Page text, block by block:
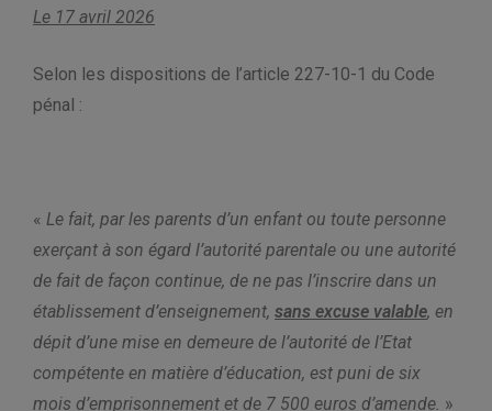
Le 17 avril 2026
Selon les dispositions de l’article 227-10-1 du Code
pénal :
« Le fait, par les parents d’un enfant ou toute personne
exerçant à son égard l’autorité parentale ou une autorité
de fait de façon continue, de ne pas l’inscrire dans un
établissement d’enseignement, sans excuse valable, en
dépit d’une mise en demeure de l’autorité de l’Etat
compétente en matière d’éducation, est puni de six
mois d’emprisonnement et de 7 500 euros d’amende. »